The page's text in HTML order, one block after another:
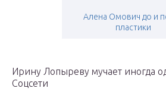
Алена Омович до и
пластики
Ирину Лопыреву мучает иногда
Соцсети